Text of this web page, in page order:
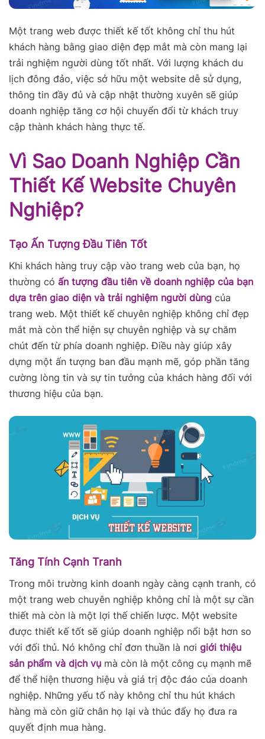
Một trang web được thiết kế tốt không chỉ thu hút
khách hàng bằng giao diện đẹp mắt mà còn mang lại
trải nghiệm người dùng tốt nhất. Với lượng khách du
lịch đông đảo, việc sở hữu một website dễ sử dụng,
thông tin đầy đủ và cập nhật thường xuyên sẽ giúp
doanh nghiệp tăng cơ hội chuyển đổi từ khách truy
cập thành khách hàng thực tế.
Vì Sao Doanh Nghiệp Cần
Thiết Kế Website Chuyên
Nghiệp?
Tạo Ấn Tượng Đầu Tiên Tốt
Khi khách hàng truy cập vào trang web của bạn, họ
thường có ấn tượng đầu tiên về doanh nghiệp của bạn
dựa trên giao diện và trải nghiệm người dùng của
trang web. Một thiết kế chuyên nghiệp không chỉ đẹp
mắt mà còn thể hiện sự chuyên nghiệp và sự chăm
chút đến từ phía doanh nghiệp. Điều này giúp xây
dựng một ấn tượng ban đầu mạnh mẽ, góp phần tăng
cường lòng tin và sự tin tưởng của khách hàng đối với
thương hiệu của bạn.
Tăng Tính Cạnh Tranh
Trong môi trường kinh doanh ngày càng cạnh tranh, có
một trang web chuyên nghiệp không chỉ là một sự cần
thiết mà còn là một lợi thế chiến lược. Một website
được thiết kế tốt sẽ giúp doanh nghiệp nổi bật hơn so
với đối thủ. Nó không chỉ đơn thuần là nơi giới thiệu
sản phẩm và dịch vụ mà còn là một công cụ mạnh mẽ
để thể hiện thương hiệu và giá trị độc đáo của doanh
nghiệp. Những yếu tố này không chỉ thu hút khách
hàng mà còn giữ chân họ lại và thúc đẩy họ đưa ra
quyết định mua hàng.